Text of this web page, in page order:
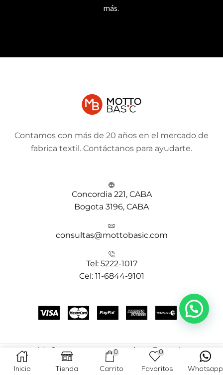
más.
Contamos con más de 20 años en el mercado de
fabrica textil. Contáctanos para ayudarte.
Concordia 221, CABA
Bogota 3196, CABA
consultas@mottobasic.com
Tel: 5222-1017
Cel: 11-6844-9101
Copyright © 2025 MOTTO BASIC- Creado porTeems Agency
Inicio Tienda
0
Carrito
0
Favoritos Whatsapp